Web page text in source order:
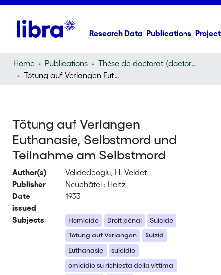
Research Data Publications
Home Publications
Thèse de doctorat (doctoral thesis)
Tötung auf Verlangen Euthanasie, Selbstmord und Teilnahme am Selbstmord
Tötung auf Verlangen
Euthanasie, Selbstmord und
Teilnahme am Selbstmord
Author(s)
Velidedeoglu, H. Veldet
Publisher
Neuchâtel : Heitz
Date
issued
1933
Subjects Homicide Droit pénal
Suicide
Tötung auf Verlangen
Suizid
Euthanasie
suicidio
omicidio su richiesta della vittima